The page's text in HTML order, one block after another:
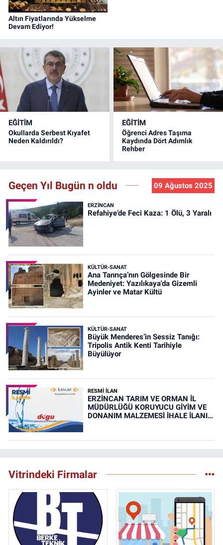
Altın Fiyatlarında Yükselme
Devam Ediyor!
EĞİTİM
Okullarda Serbest Kıyafet
Neden Kaldırıldı?
EĞİTİM
Öğrenci Adres Taşıma
Kaydında Dört Adımlık
Rehber
Geçen Yıl Bugün n oldu 09 Ağustos 2025
ERZINCAN
Refahiye’de Feci Kaza: 1 Ölü, 3 Yaralı
KÜLTÜR-SANAT
Ana Tanrıça’nın Gölgesinde Bir
Medeniyet: Yazılıkaya'da Gizemli
Ayinler ve Matar Kültü
KÜLTÜR-SANAT
Büyük Menderes’in Sessiz Tanığı:
Tripolis Antik Kenti Tarihiyle
Büyülüyor
RESMİ İLAN
ERZİNCAN TARIM VE ORMAN İL
MÜDÜRLÜĞÜ KORUYUCU GİYİM VE
DONANIM MALZEMESİ İHALE İLANI
Vitrindeki Firmalar